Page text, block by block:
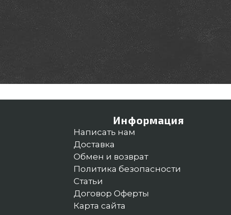
Информация
Написать нам
Доставка
Обмен и возврат
Политика безопасности
Статьи
Договор Оферты
Карта сайта